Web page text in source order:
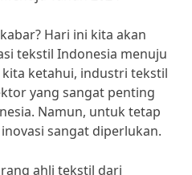
Hari ini kita akan
tekstil Indonesia menuju
ketahui, industri tekstil
yang sangat penting
Namun, untuk tetap
sangat diperlukan.
ahli tekstil dari